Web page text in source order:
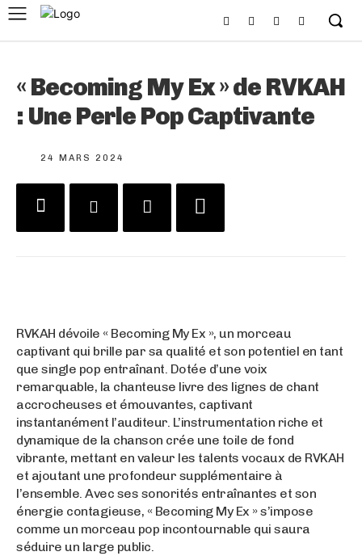
« Becoming My Ex » de RVKAH
: Une Perle Pop Captivante
24 MARS 2024
RVKAH dévoile « Becoming My Ex », un morceau
captivant qui brille par sa qualité et son potentiel en tant
que single pop entraînant. Dotée d’une voix
remarquable, la chanteuse livre des lignes de chant
accrocheuses et émouvantes, captivant
instantanément l’auditeur. L’instrumentation riche et
dynamique de la chanson crée une toile de fond
vibrante, mettant en valeur les talents vocaux de RVKAH
et ajoutant une profondeur supplémentaire à
l’ensemble. Avec ses sonorités entraînantes et son
énergie contagieuse, « Becoming My Ex » s’impose
comme un morceau pop incontournable qui saura
séduire un large public.